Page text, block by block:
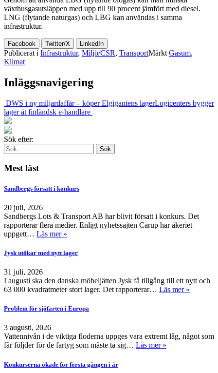
växthusgasutsläppen med upp till 90 procent jämfört med diesel.
LNG (flytande naturgas) och LBG kan användas i samma
infrastruktur.
Facebook Twitter/X LinkedIn
Publicerat i Infrastruktur, Miljö/CSR, TransportMärkt Gasum,
Klimat
Inläggsnavigering
DWS i ny miljardaffär – köper Elgigantens lagerLogicenters bygger
lager åt finländsk e-handlare
Sök efter:
Mest läst
Sandbergs försatt i konkurs
20 juli, 2026
Sandbergs Lots & Transport AB har blivit försatt i konkurs. Det
rapporterar flera medier. Enligt nyhetssajten Carup har åkeriet
uppgett… Läs mer »
Jysk utökar med nytt lager
31 juli, 2026
I augusti ska den danska möbeljätten Jysk få tillgång till ett nytt och
63 000 kvadratmeter stort lager. Det rapporterar… Läs mer »
Problem för sjöfarten i Europa
3 augusti, 2026
Vattennivån i de viktiga floderna uppges vara extremt låg, något som
får följder för de fartyg som måste ta sig… Läs mer »
Konkurserna ökade för första gången i år